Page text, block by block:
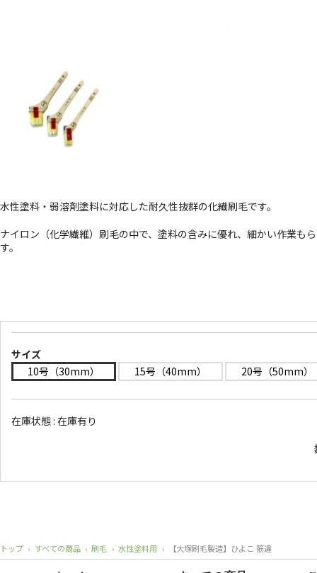
水性塗料・弱溶剤塗料に対応した耐久性抜群の化繊刷毛です。
ナイロン（化学繊維）刷毛の中で、塗料の含みに優れ、細かい作業も
す。
サイズ
10号（30mm）
15号（40mm） 20号（50mm）
在庫状態 : 在庫有り
トップ › すべての商品 › 刷毛 › 水性塗料用 › 【大塚刷毛製造】ひよこ 筋違